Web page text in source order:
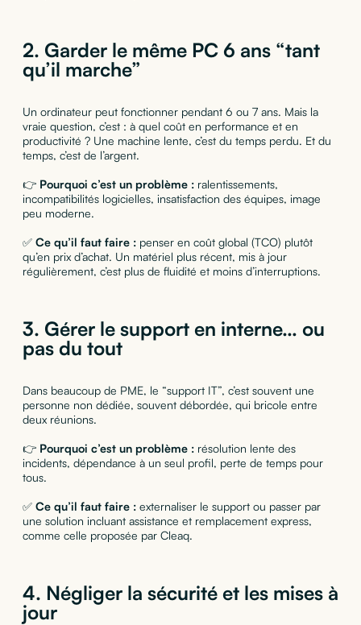
2. Garder le même PC 6 ans “tant
qu’il marche”
Un ordinateur peut fonctionner pendant 6 ou 7 ans. Mais la
vraie question, c’est : à quel coût en performance et en
productivité ? Une machine lente, c’est du temps perdu. Et du
temps, c’est de l’argent.
👉 Pourquoi c’est un problème :ralentissements,
incompatibilités logicielles, insatisfaction des équipes, image
peu moderne.
✅ Ce qu’il faut faire :penser en coût global (TCO) plutôt
qu’en prix d’achat. Un matériel plus récent, mis à jour
régulièrement, c’est plus de fluidité et moins d’interruptions.
3. Gérer le support en interne… ou
pas du tout
Dans beaucoup de PME, le “support IT”, c’est souvent une
personne non dédiée, souvent débordée, qui bricole entre
deux réunions.
👉 Pourquoi c’est un problème :résolution lente des
incidents, dépendance à un seul profil, perte de temps pour
tous.
✅ Ce qu’il faut faire :externaliser le support ou passer par
une solution incluant assistance et remplacement express,
comme celle proposée par Cleaq.
4. Négliger la sécurité et les mises à
jour